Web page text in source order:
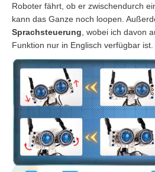
Roboter fährt, ob er zwischendurch
kann das Ganze noch loopen.
Sprachsteuerung, wobei ich davon
Funktion nur in Englisch verfügbar ist.